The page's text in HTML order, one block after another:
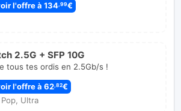
l'offre à 134 ,99€
2.5G + SFP 10G
tous tes ordis en 2.5Gb/s !
l'offre à 62,82€
Ultra